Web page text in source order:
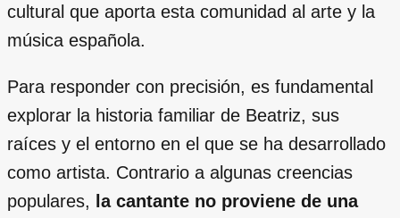
cultural que aporta esta comunidad al arte y la
música española.
Para responder con precisión, es fundamental
explorar la historia familiar de Beatriz, sus
raíces y el entorno en el que se ha desarrollado
como artista. Contrario a algunas creencias
populares,
la cantante no proviene de una